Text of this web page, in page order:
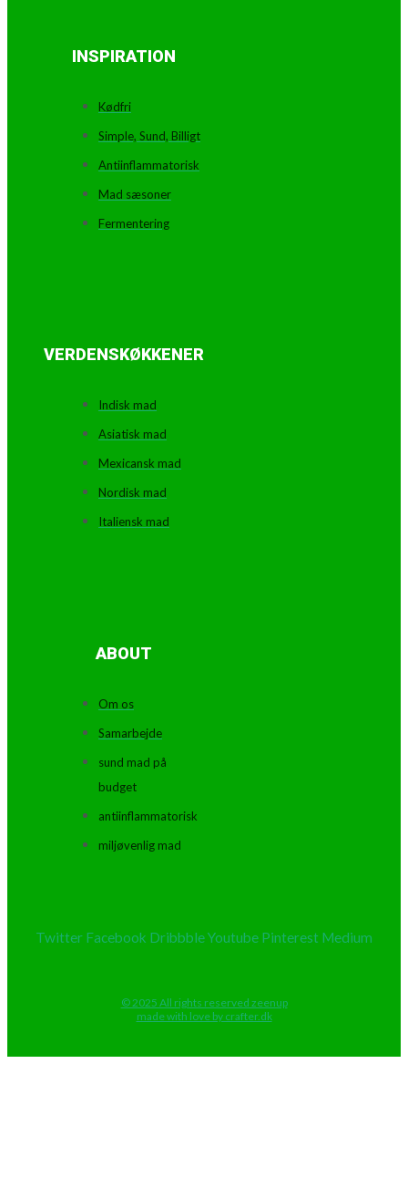
INSPIRATION
Kødfri
Simple, Sund, Billigt
Antiinflammatorisk
Mad sæsoner
Fermentering
VERDENSKØKKENER
Indisk mad
Asiatisk mad
Mexicansk mad
Nordisk mad
Italiensk mad
ABOUT
Om os
Samarbejde
sund mad på
budget
antiinflammatorisk
miljøvenlig mad
Twitter Facebook DribbbleYoutube Pinterest Medium
© 2025 All rights reserved zeenup
made with love by crafter.dk